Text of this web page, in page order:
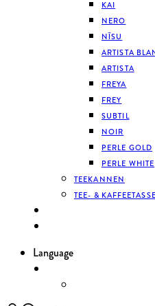
KAI
NERO
NĪSU
ARTISTA
ARTISTA
FREYA
FREY
SUBTIL
NOIR
PERLE GOLD
PERLE WHITE
TEEKANNEN
TEE- &
Language